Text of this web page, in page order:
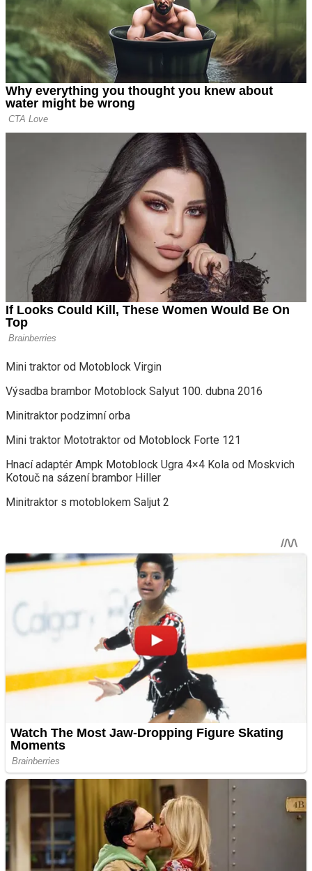
Mini traktor od Motoblock Virgin
Výsadba brambor Motoblock Salyut 100. dubna 2016
Minitraktor podzimní orba
Mini traktor Mototraktor od Motoblock Forte 121
Hnací adaptér Ampk Motoblock Ugra 4×4 Kola od Moskvich
Kotouč na sázení brambor Hiller
Minitraktor s motoblokem Saljut 2